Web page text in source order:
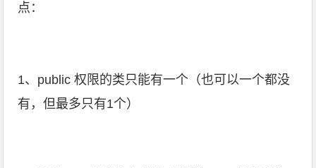
点：
1、public 权限的类只能有一个（也可以一个都没
有，但最多只有1个）